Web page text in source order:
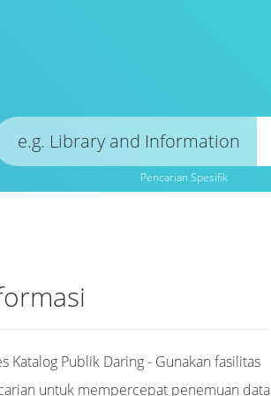
Pencarian Spesifik
Katalog Publik Daring - Gunakan fasilitas
untuk mempercepat penemuan data